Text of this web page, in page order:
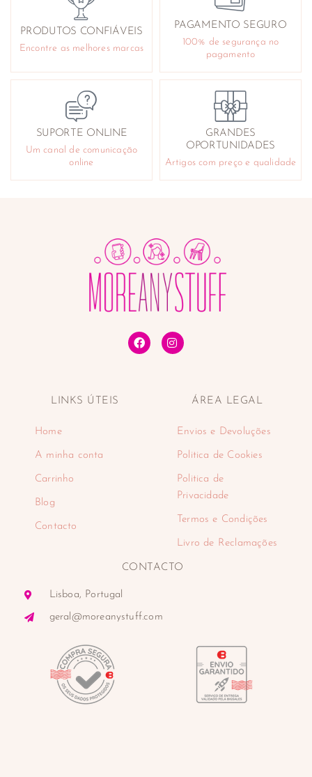
PRODUTOS CONFIÁVEIS
Encontre as melhores marcas
PAGAMENTO SEGURO
100% de segurança no
pagamento
SUPORTE ONLINE
Um canal de comunicação
online
GRANDES
OPORTUNIDADES
Artigos com preço e qualidade
LINKS ÚTEIS
Home
A minha conta
Carrinho
Blog
Contacto
ÁREA LEGAL
Envios e Devoluções
Politica de Cookies
Politica de
Privacidade
Termos e Condições
Livro de Reclamações
CONTACTO
Lisboa, Portugal
geral@moreanystuff.com